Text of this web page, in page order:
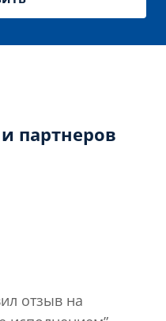
партнеров
отзыв на